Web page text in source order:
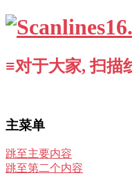
≡对于大家, 扫描
主菜单
跳至主要内容
跳至第二个内容